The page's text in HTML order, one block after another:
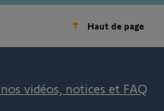
Haut de page
vidéos, notices et FAQ